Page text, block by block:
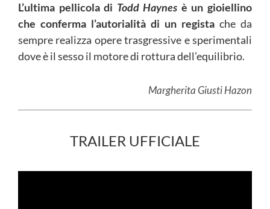
L’ultima pellicola di Todd Haynes è un gioiellino
che conferma l’autorialità di un regista che da
sempre realizza opere trasgressive e sperimentali
dove è il sesso il motore di rottura dell’equilibrio.
Margherita Giusti Hazon
TRAILER UFFICIALE